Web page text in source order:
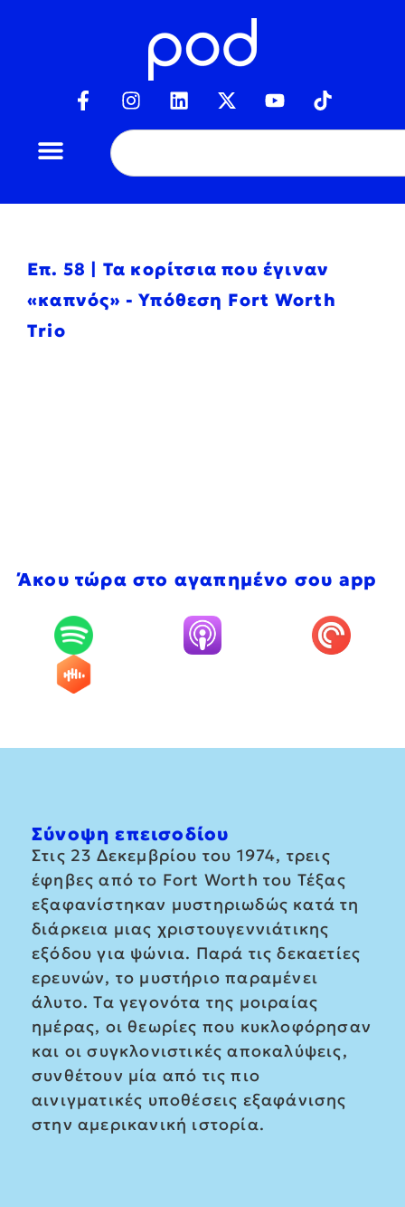
Επ. 58 | Τα κορίτσια που έγιναν
«καπνός» - Υπόθεση Fort Worth
Trio
Άκου τώρα στο αγαπημένο σου app
Σύνοψη επεισοδίου
Στις 23 Δεκεμβρίου του 1974, τρεις
έφηβες από το Fort Worth του Τέξας
εξαφανίστηκαν μυστηριωδώς κατά τη
διάρκεια μιας χριστουγεννιάτικης
εξόδου για ψώνια. Παρά τις δεκαετίες
ερευνών, το μυστήριο παραμένει
άλυτο. Τα γεγονότα της μοιραίας
ημέρας, οι θεωρίες που κυκλοφόρησαν
και οι συγκλονιστικές αποκαλύψεις,
συνθέτουν μία από τις πιο
αινιγματικές υποθέσεις εξαφάνισης
στην αμερικανική ιστορία.